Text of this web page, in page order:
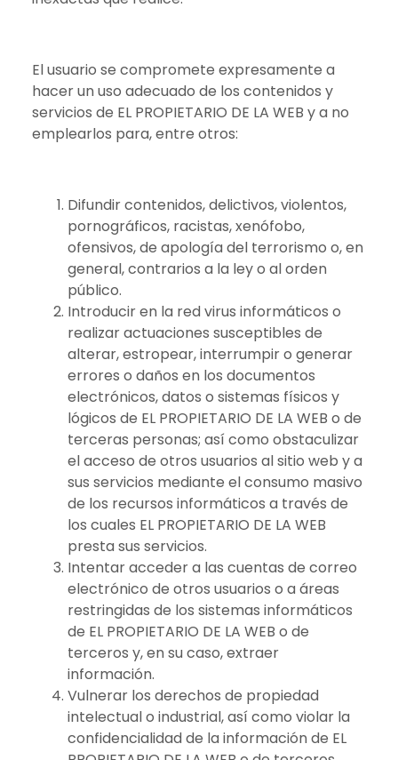
El usuario se compromete expresamente a
hacer un uso adecuado de los contenidos y
servicios de EL PROPIETARIO DE LA WEB y a no
emplearlos para, entre otros:
Difundir contenidos, delictivos, violentos,
pornográficos, racistas, xenófobo,
ofensivos, de apología del terrorismo o, en
general, contrarios a la ley o al orden
público.
Introducir en la red virus informáticos o
realizar actuaciones susceptibles de
alterar, estropear, interrumpir o generar
errores o daños en los documentos
electrónicos, datos o sistemas físicos y
lógicos de EL PROPIETARIO DE LA WEB o de
terceras personas; así como obstaculizar
el acceso de otros usuarios al sitio web y a
sus servicios mediante el consumo masivo
de los recursos informáticos a través de
los cuales EL PROPIETARIO DE LA WEB
presta sus servicios.
Intentar acceder a las cuentas de correo
electrónico de otros usuarios o a áreas
restringidas de los sistemas informáticos
de EL PROPIETARIO DE LA WEB o de
terceros y, en su caso, extraer
información.
Vulnerar los derechos de propiedad
intelectual o industrial, así como violar la
confidencialidad de la información de EL